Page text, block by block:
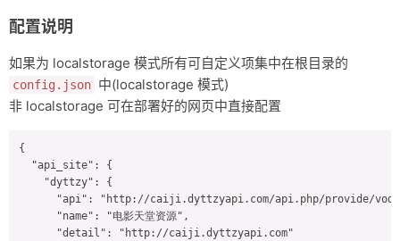
配置说明
如果为 localstorage 模式所有可自定义项集中在根目录的
config.json 中(localstorage 模式)
非 localstorage 可在部署好的网页中直接配置
{
  "api_site": {
    "dyttzy": {
"api": "http://caiji.dyttzyapi.com/api.php/provide/
      "name": "电影天堂资源",
      "detail": "http://caiji.dyttzyapi.com"